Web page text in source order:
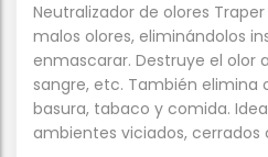
Neutralizador de olores
malos olores, eliminándolos
enmascarar. Destruye el olor
sangre, etc. También elimina
basura, tabaco y comida.
ambientes viciados,